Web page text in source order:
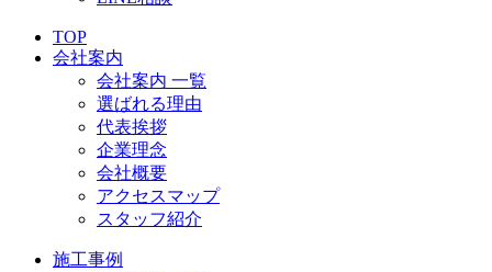
TOP
会社案内
会社案内 一覧
選ばれる理由
代表挨拶
企業理念
会社概要
アクセスマップ
スタッフ紹介
施工事例